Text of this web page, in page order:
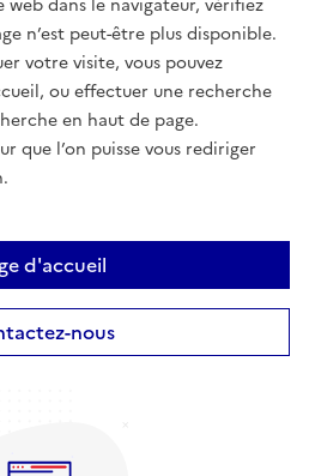
web dans le navigateur, vérifiez
n’est peut-être plus disponible.
votre visite, vous pouvez
ou effectuer une recherche
en haut de page.
que l’on puisse vous rediriger
d'accueil
nous